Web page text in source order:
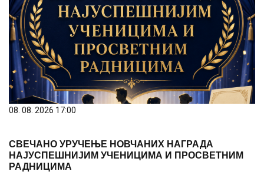
08. 08. 2026 17:00
СВЕЧАНО УРУЧЕЊЕ НОВЧАНИХ НАГРАДА
НАЈУСПЕШНИЈИМ УЧЕНИЦИМА И ПРОСВЕТНИМ
РАДНИЦИМА